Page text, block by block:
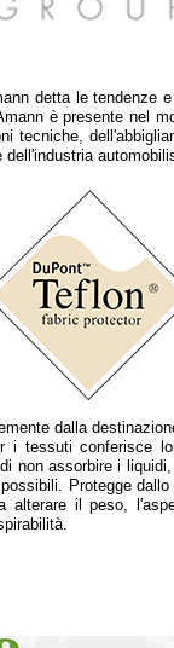
detta le tendenze
è presente nel
tecniche,
dalla
i tessuti conferisce
non assorbire i
Protegge
alterare il peso,